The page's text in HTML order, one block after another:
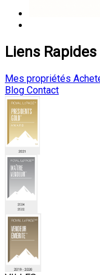
Liens Rapides
Mes propriétés
Blog Contact